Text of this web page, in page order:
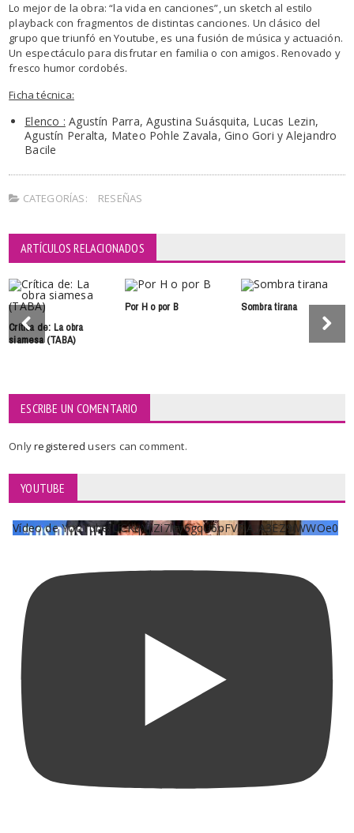
Lo mejor de la obra: “la vida en canciones”, un sketch al estilo
playback con fragmentos de distintas canciones. Un clásico del
grupo que triunfó en Youtube, es una fusión de música y actuación.
Un espectáculo para disfrutar en familia o con amigos. Renovado y
fresco humor cordobés.
Ficha técnica:
Elenco : Agustín Parra, Agustina Suásquita, Lucas Lezin,
Agustín Peralta, Mateo Pohle Zavala, Gino Gori y Alejandro
Bacile
CATEGORÍAS: RESEÑAS
ARTÍCULOS RELACIONADOS
Crítica de: La obra
siamesa (TABA)
Por H o por B Sombra tirana
ESCRIBE UN COMENTARIO
Onlyregisteredusers can comment.
YOUTUBE
Vídeo de YouTube UCKqYjiZi7lzy6gqU6pFVFiA_A3EZ9JWWOe0